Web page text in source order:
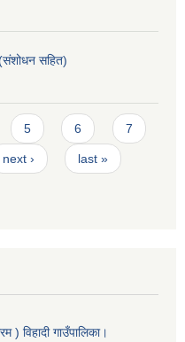
सहित)
5 6 7
next › last »
) विहादी गाउँपालिका।